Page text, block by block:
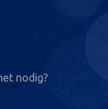
nodig?